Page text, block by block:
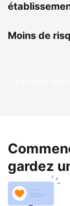
Moins de
Percevez des
gardez